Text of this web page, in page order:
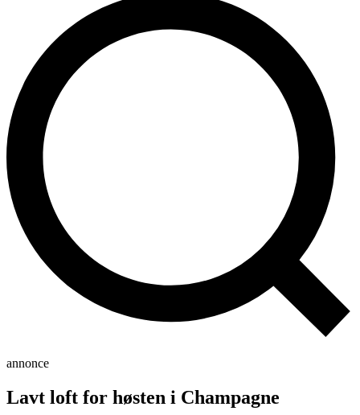
annonce
Lavt loft for høsten i Champagne